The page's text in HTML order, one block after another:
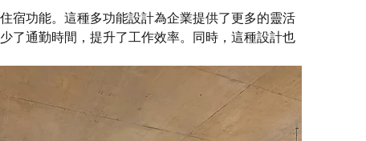
宿功能。這種多功能設計為企業提供了更多的靈活
了通勤時間，提升了工作效率。同時，這種設計也